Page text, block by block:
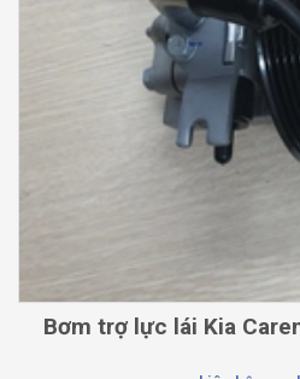
Bơm trợ lực lái Kia